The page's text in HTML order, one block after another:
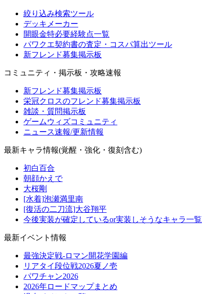
絞り込み検索ツール
デッキメーカー
開眼金特必要経験点一覧
パワクエ契約書の査定・コスパ算出ツール
新フレンド募集掲示板
コミュニティ・掲示板・攻略速報
新フレンド募集掲示板
栄冠クロスのフレンド募集掲示板
雑談・質問掲示板
ゲームウィズコミュニティ
ニュース速報/更新情報
最新キャラ情報(覚醒・強化・復刻含む)
初白百合
朝顔かえで
大桜剛
[水着]泡瀬満里南
[復活の二刀流]大谷翔平
今後実装が確定しているor実装しそうなキャラ一覧
最新イベント情報
最強決定戦-ロマン開花学園編
リアタイ段位戦2026夏ノ壱
パワチャン2026
2026年ロードマップまとめ